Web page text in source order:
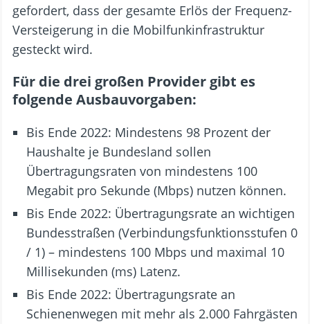
gefordert, dass der gesamte Erlös der Frequenz-
Versteigerung in die Mobilfunkinfrastruktur
gesteckt wird.
Für die drei großen Provider gibt es
folgende Ausbauvorgaben:
Bis Ende 2022: Mindestens 98 Prozent der
Haushalte je Bundesland sollen
Übertragungsraten von mindestens 100
Megabit pro Sekunde (Mbps) nutzen können.
Bis Ende 2022: Übertragungsrate an wichtigen
Bundesstraßen (Verbindungsfunktionsstufen 0
/ 1) – mindestens 100 Mbps und maximal 10
Millisekunden (ms) Latenz.
Bis Ende 2022: Übertragungsrate an
Schienenwegen mit mehr als 2.000 Fahrgästen